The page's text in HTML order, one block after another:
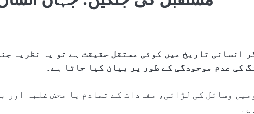
انسانی تاریخ میں کوئی مستقل حقیقت ہے تو یہ نظریہ
کی عدم موجودگی کے طور پر بیان کیا جاتا ہے۔
وسائل کی لڑائی، مفادات کے تصادم یا محض غلبہ اور